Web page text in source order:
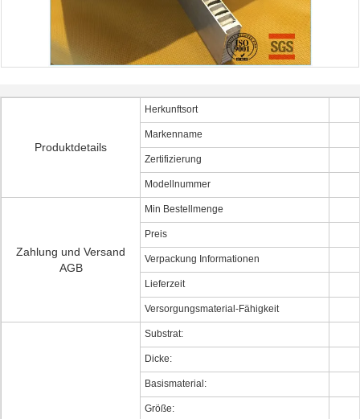
Produktdetails
Herkunftsort
Markenname
Zertifizierung
Modellnummer
Zahlung und Versand
AGB
Min Bestellmenge
Preis
Verpackung Informationen
Lieferzeit
Versorgungsmaterial-Fähigkeit
Substrat:
Dicke:
Basismaterial:
Größe: